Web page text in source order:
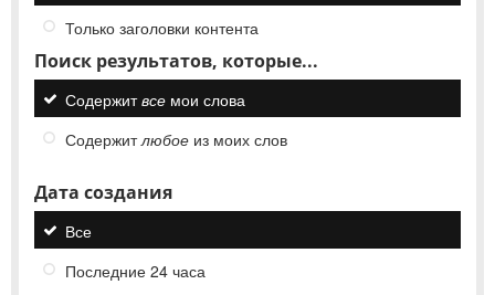
Только заголовки контента
Поиск результатов, которые...
Содержитвсе мои слова
Содержитлюбое из моих слов
Дата создания
Все
Последние 24 часа